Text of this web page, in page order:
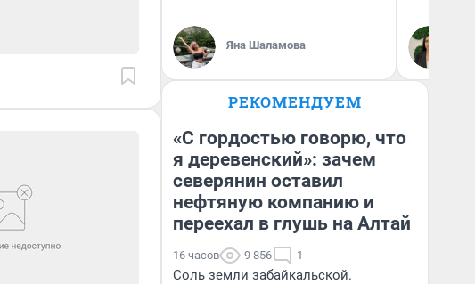
Яна Шаламова
РЕКОМЕНДУЕМ
«С гордостью говорю, что
я деревенский»: зачем
северянин оставил
нефтяную компанию и
переехал в глушь на Алтай
16 часов 9 856 1
Соль земли забайкальской.